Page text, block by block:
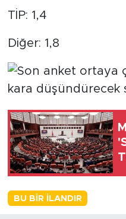
TİP: 1,4
Diğer: 1,8
BU BIR İLANDIR